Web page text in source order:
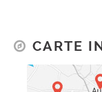
CARTE